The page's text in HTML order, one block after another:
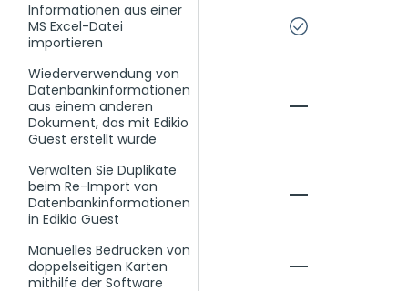
Informationen aus einer
MS Excel-Datei
importieren
Wiederverwendung von
Datenbankinformationen
aus einem anderen
Dokument, das mit Edikio
Guest erstellt wurde
Verwalten Sie Duplikate
beim Re-Import von
Datenbankinformationen
in Edikio Guest
Manuelles Bedrucken von
doppelseitigen Karten
mithilfe der Software